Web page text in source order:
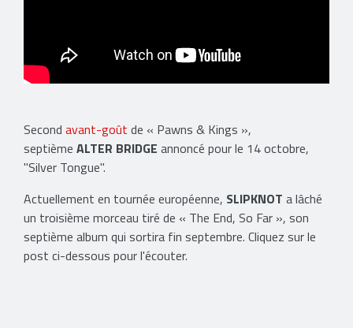
Second avant-goût de « Pawns & Kings »,
septième ALTER BRIDGE annoncé pour le 14 octobre,
"Silver Tongue".
Actuellement en tournée européenne, SLIPKNOT a lâché
un troisième morceau tiré de « The End, So Far », son
septième album qui sortira fin septembre. Cliquez sur le
post ci-dessous pour l'écouter.